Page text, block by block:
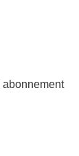
abonnement